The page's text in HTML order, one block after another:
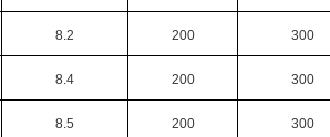
8.2 200 300
8.4 200 300
8.5 200 300